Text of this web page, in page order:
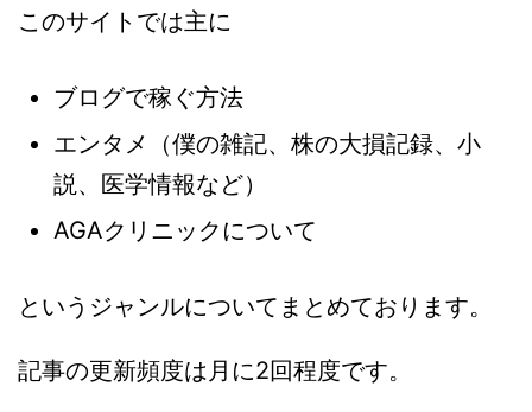
このサイトでは主に
ブログで稼ぐ方法
エンタメ（僕の雑記、株の大損記録、小
説、医学情報など）
AGAクリニックについて
というジャンルについてまとめております。
記事の更新頻度は月に2回程度です。